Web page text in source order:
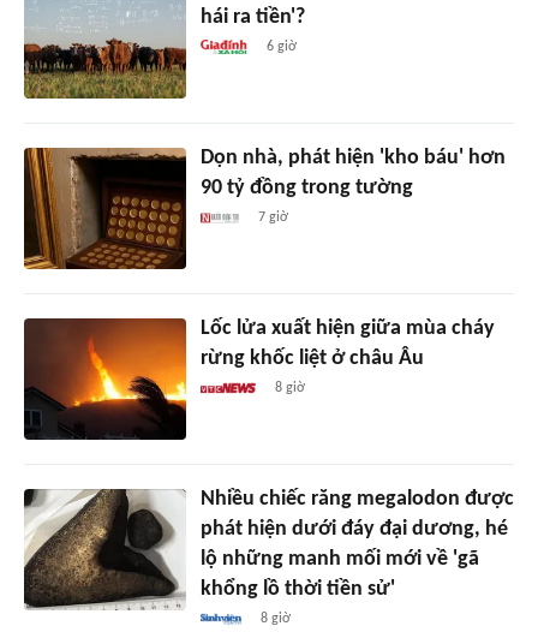
hái ra tiền'?
6 giờ
Dọn nhà, phát hiện 'kho báu' hơn
90 tỷ đồng trong tường
7 giờ
Lốc lửa xuất hiện giữa mùa cháy
rừng khốc liệt ở châu Âu
8 giờ
Nhiều chiếc răng megalodon được
phát hiện dưới đáy đại dương, hé
lộ những manh mối mới về 'gã
khổng lồ thời tiền sử'
8 giờ